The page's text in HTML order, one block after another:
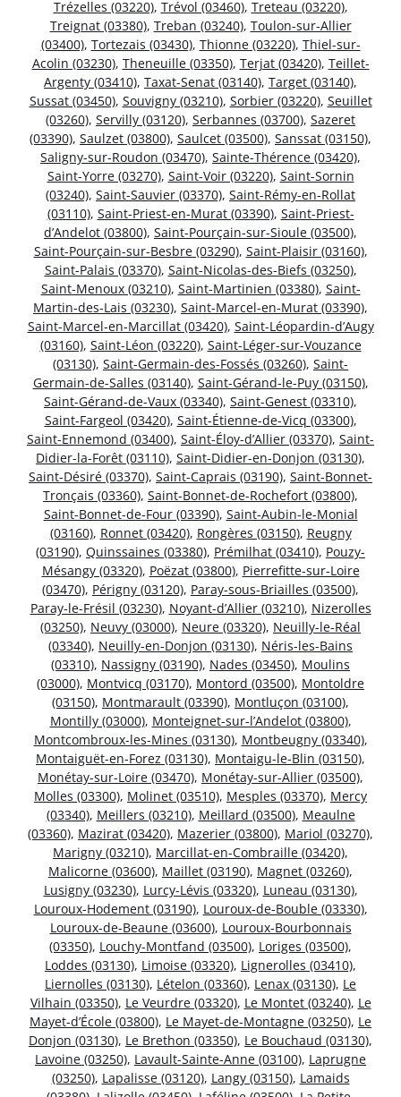
Trézelles (03220), Trévol (03460), Treteau (03220),
Treignat (03380), Treban (03240), Toulon-sur-Allier
(03400), Tortezais (03430), Thionne (03220), Thiel-sur-
Acolin (03230), Theneuille (03350), Terjat (03420), Teillet-
Argenty (03410), Taxat-Senat (03140), Target (03140),
Sussat (03450), Souvigny (03210), Sorbier (03220), Seuillet
(03260), Servilly (03120), Serbannes (03700), Sazeret
(03390), Saulzet (03800), Saulcet (03500), Sanssat (03150),
Saligny-sur-Roudon (03470), Sainte-Thérence (03420),
Saint-Yorre (03270), Saint-Voir (03220), Saint-Sornin
(03240), Saint-Sauvier (03370), Saint-Rémy-en-Rollat
(03110), Saint-Priest-en-Murat (03390), Saint-Priest-
d’Andelot (03800), Saint-Pourçain-sur-Sioule (03500),
Saint-Pourçain-sur-Besbre (03290), Saint-Plaisir (03160),
Saint-Palais (03370), Saint-Nicolas-des-Biefs (03250),
Saint-Menoux (03210), Saint-Martinien (03380), Saint-
Martin-des-Lais (03230), Saint-Marcel-en-Murat (03390),
Saint-Marcel-en-Marcillat (03420), Saint-Léopardin-d’Augy
(03160), Saint-Léon (03220), Saint-Léger-sur-Vouzance
(03130), Saint-Germain-des-Fossés (03260), Saint-
Germain-de-Salles (03140), Saint-Gérand-le-Puy (03150),
Saint-Gérand-de-Vaux (03340), Saint-Genest (03310),
Saint-Fargeol (03420), Saint-Étienne-de-Vicq (03300),
Saint-Ennemond (03400), Saint-Éloy-d’Allier (03370), Saint-
Didier-la-Forêt (03110), Saint-Didier-en-Donjon (03130),
Saint-Désiré (03370), Saint-Caprais (03190), Saint-Bonnet-
Tronçais (03360), Saint-Bonnet-de-Rochefort (03800),
Saint-Bonnet-de-Four (03390), Saint-Aubin-le-Monial
(03160), Ronnet (03420), Rongères (03150), Reugny
(03190), Quinssaines (03380), Prémilhat (03410), Pouzy-
Mésangy (03320), Poëzat (03800), Pierrefitte-sur-Loire
(03470), Périgny (03120), Paray-sous-Briailles (03500),
Paray-le-Frésil (03230), Noyant-d’Allier (03210), Nizerolles
(03250), Neuvy (03000), Neure (03320), Neuilly-le-Réal
(03340), Neuilly-en-Donjon (03130), Néris-les-Bains
(03310), Nassigny (03190), Nades (03450), Moulins
(03000), Montvicq (03170), Montord (03500), Montoldre
(03150), Montmarault (03390), Montluçon (03100),
Montilly (03000), Monteignet-sur-l’Andelot (03800),
Montcombroux-les-Mines (03130), Montbeugny (03340),
Montaiguët-en-Forez (03130), Montaigu-le-Blin (03150),
Monétay-sur-Loire (03470), Monétay-sur-Allier (03500),
Molles (03300), Molinet (03510), Mesples (03370), Mercy
(03340), Meillers (03210), Meillard (03500), Meaulne
(03360), Mazirat (03420), Mazerier (03800), Mariol (03270),
Marigny (03210), Marcillat-en-Combraille (03420),
Malicorne (03600), Maillet (03190), Magnet (03260),
Lusigny (03230), Lurcy-Lévis (03320), Luneau (03130),
Louroux-Hodement (03190), Louroux-de-Bouble (03330),
Louroux-de-Beaune (03600), Louroux-Bourbonnais
(03350), Louchy-Montfand (03500), Loriges (03500),
Loddes (03130), Limoise (03320), Lignerolles (03410),
Liernolles (03130), Lételon (03360), Lenax (03130), Le
Vilhain (03350), Le Veurdre (03320), Le Montet (03240), Le
Mayet-d’École (03800), Le Mayet-de-Montagne (03250), Le
Donjon (03130), Le Brethon (03350), Le Bouchaud (03130),
Lavoine (03250), Lavault-Sainte-Anne (03100), Laprugne
(03250), Lapalisse (03120), Langy (03150), Lamaids